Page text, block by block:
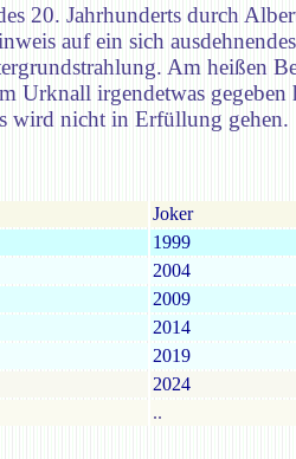
20. Jahrhunderts durch
auf ein sich
Am heißen
Urknall irgendetwas
wird nicht in Erfüllung gehen.
Joker
1999
2004
2009
2014
2019
2024
..